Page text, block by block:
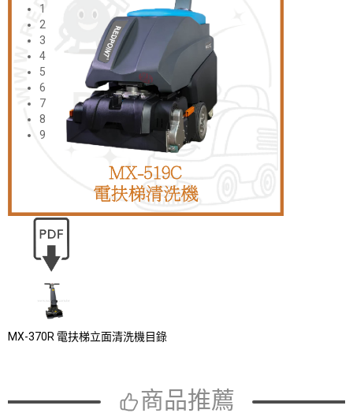
1
2
3
4
5
6
7
8
9
MX-370R 電扶梯立面清洗機目錄
商品推薦